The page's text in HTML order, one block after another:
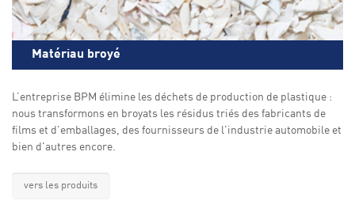
Matériau broyé
L’entreprise BPM élimine les déchets de production de plastique :
nous transformons en broyats les résidus triés des fabricants de
films et d'emballages, des fournisseurs de l'industrie automobile et
bien d'autres encore.
vers les produits